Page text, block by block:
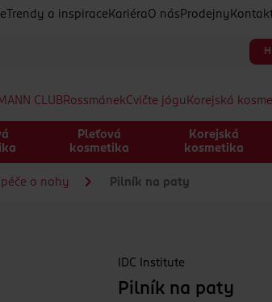
Trendy a inspirace Kariéra O nás Prodejny
CLUBRossmánekCvičte jógu Korejská
Pleťová
kosmetika
Korejská
kosmetika
o nohy Pilník na paty
IDC Institute
Pilník na paty